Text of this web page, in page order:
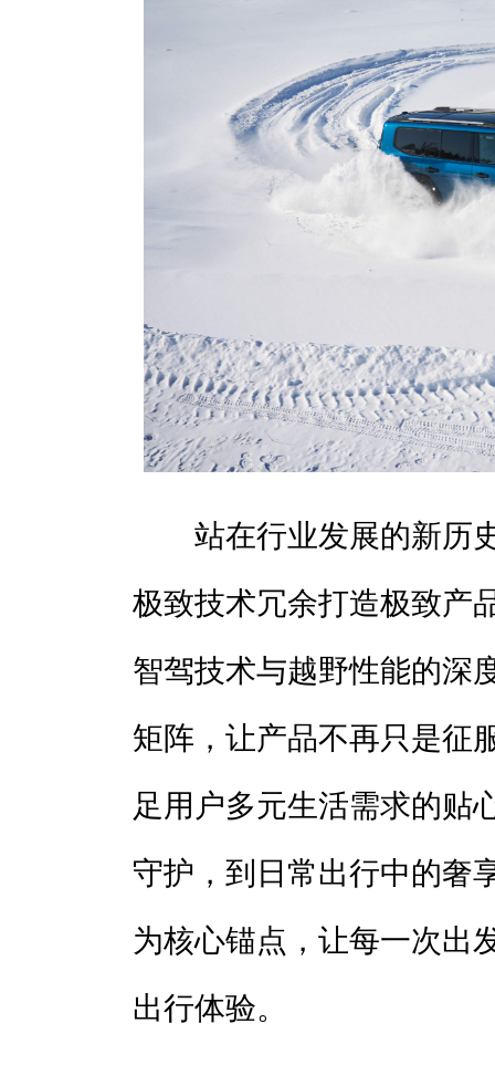
站在行业发展的新历史
极致技术冗余打造极致产
智驾技术与越野性能的深
矩阵，让产品不再只是征
足用户多元生活需求的贴
守护，到日常出行中的奢
为核心锚点，让每一次出
出行体验。